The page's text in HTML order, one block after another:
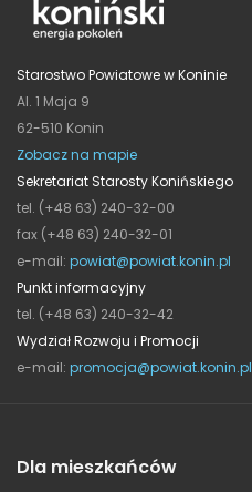
Starostwo Powiatowe w Koninie
Al. 1 Maja 9
62-510 Konin
Zobacz na mapie
Sekretariat Starosty Konińskiego
tel. (+48 63) 240-32-00
fax (+48 63) 240-32-01
e-mail: powiat@powiat.konin.pl
Punkt informacyjny
tel. (+48 63) 240-32-42
Wydział Rozwoju i Promocji
e-mail: promocja@powiat.konin.pl
Dla mieszkańców